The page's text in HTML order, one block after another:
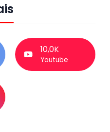
10,0K
Youtube